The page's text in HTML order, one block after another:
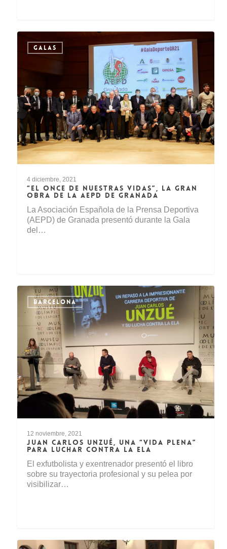
GALAS
4 diciembre, 2021
“EL ONCE DE NUESTRAS VIDAS”, LA GRAN
OBRA DE LA AEPD DE GRANADA
La Asociación Española de la Prensa Deportiva
(AEPD) de Granada presentó durante la Gala
del…
BARCELONA
12 noviembre, 2021
JUAN CARLOS UNZUÉ, UNA “VIDA PLENA”
PARA LUCHAR CONTRA LA ELA
El exfutbolista y exentrenador presentó el libro
sobre su trayectoria profesional y su pelea por
visibilizar…